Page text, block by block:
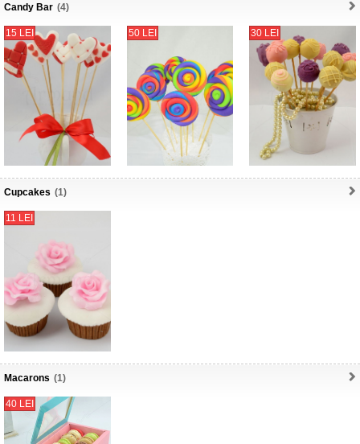
Candy Bar (4)
15 LEI 50 LEI 30 LEI
Cupcakes (1)
11 LEI
Macarons (1)
40 LEI